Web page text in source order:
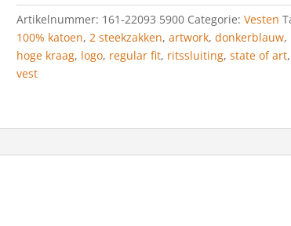
kraag
en
regular
fit
donkerblauw
Artikelnummer: 161-22093 5900 Categorie:Vesten
100% katoen,2 steekzakken,artwork,donkerblauw,
hoge kraag, logo, regular fit, ritssluiting,state of art,
vest